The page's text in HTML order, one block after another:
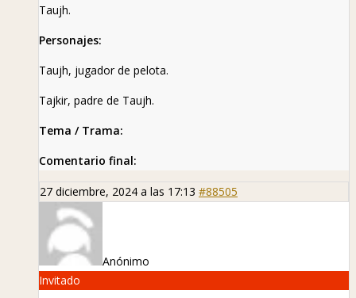
Taujh.
Personajes:
Taujh, jugador de pelota.
Tajkir, padre de Taujh.
Tema / Trama:
Comentario final:
27 diciembre, 2024 a las 17:13 #88505
Anónimo
Invitado